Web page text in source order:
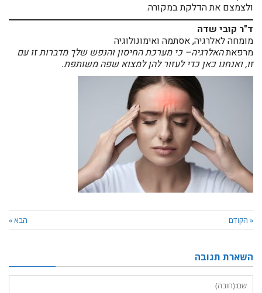
ולצמצם את הדלקת במקורה.
ד"ר קובי שדה
מומחה לאלרגיה, אסתמה ואימונולוגיה
מרפאתהאלרגיה– כי מערכת החיסון והנפש שלך מדברות זו עם
זו, ואנחנו כאן כדי לעזור להן למצוא שפה משותפת.
« הקודם הבא »
השארת תגובה